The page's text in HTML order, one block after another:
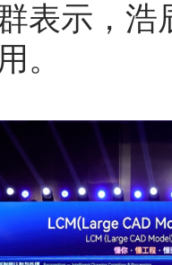
表示，
。